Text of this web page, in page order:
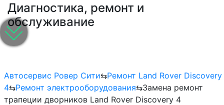
Диагностика, ремонт и
обслуживание
Автосервис Ровер Сити⇆Ремонт Land Rover Discovery
4⇆Ремонт электрооборудования⇆Замена ремонт
трапеции дворников Land Rover Discovery 4